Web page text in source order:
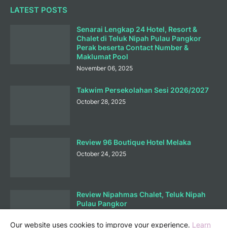
LATEST POSTS
Senarai Lengkap 24 Hotel, Resort &
Chalet di Teluk Nipah Pulau Pangkor
Perak beserta Contact Number &
Maklumat Pool
November 06, 2025
Takwim Persekolahan Sesi 2026/2027
October 28, 2025
Review 96 Boutique Hotel Melaka
October 24, 2025
Review Nipahmas Chalet, Teluk Nipah
Pulau Pangkor
Our website uses cookies to improve your experience. Learn